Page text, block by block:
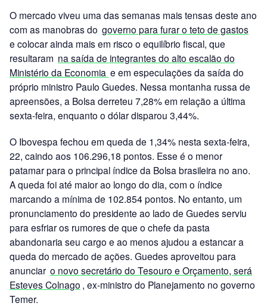
O mercado viveu uma das semanas mais tensas deste ano
com as manobras do governo para furar o teto de gastos
e colocar ainda mais em risco o equilíbrio fiscal, que
resultaram na saída de integrantes do alto escalão do
Ministério da Economia e em especulações da saída do
próprio ministro Paulo Guedes. Nessa montanha russa de
apreensões, a Bolsa derreteu 7,28% em relação a última
sexta-feira, enquanto o dólar disparou 3,44%.
O Ibovespa fechou em queda de 1,34% nesta sexta-feira,
22, caindo aos 106.296,18 pontos. Esse é o menor
patamar para o principal índice da Bolsa brasileira no ano.
A queda foi até maior ao longo do dia, com o índice
marcando a mínima de 102.854 pontos. No entanto, um
pronunciamento do presidente ao lado de Guedes serviu
para esfriar os rumores de que o chefe da pasta
abandonaria seu cargo e ao menos ajudou a estancar a
queda do mercado de ações. Guedes aproveitou para
anunciar o novo secretário do Tesouro e Orçamento, será
Esteves Colnago , ex-ministro do Planejamento no governo
Temer.